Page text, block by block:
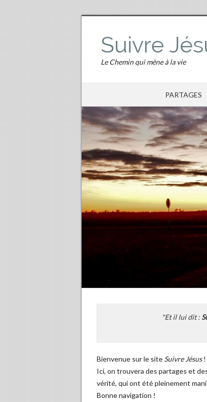
Suivre
Le Chemin qui mène à la vie
PARTAGES
"Et il lui dit :
Bienvenue sur le site Suivre Jésus!
Ici, on trouvera des partages et
vérité, qui ont été pleinement
Bonne navigation !